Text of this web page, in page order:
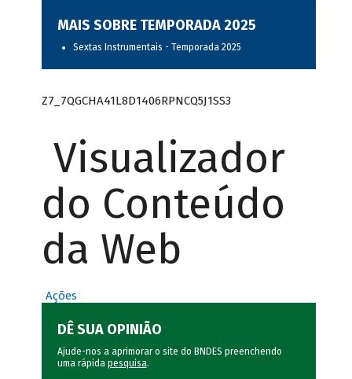
MAIS SOBRE TEMPORADA 2025
Sextas Instrumentais - Temporada 2025
Z7_7QGCHA41L8D1406RPNCQ5J1SS3
Visualizador
do Conteúdo
da Web
Ações
DÊ SUA OPINIÃO
Ajude-nos a aprimorar o site do BNDES preenchendo
uma rápida pesquisa.